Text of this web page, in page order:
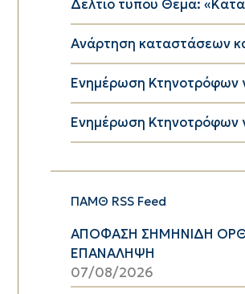
Δελτίο τύπου Θέμα:
Ανάρτηση καταστάσεων
Ενημέρωση Κτηνοτρόφων
Ενημέρωση Κτηνοτρόφων
ΠΑΜΘ RSS Feed
ΑΠΟΦΑΣΗ ΣΗΜΗΝΙΔΗ
ΕΠΑΝΑΛΗΨΗ
07/08/2026